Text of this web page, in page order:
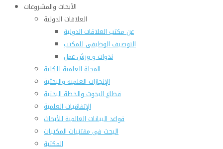
الأبحاث والمشروعات
العلاقات الدولية
عن مكتب العلاقات الدولية
التوصيف الوظيفى للمكتب
ندوات و ورش عمل
المجلة العلمية للكلية
الإنجازات العلمية والبحثية
قطاع البحوث والخطة البحثية
الإتفاقيات العلمية
قواعد البيانات العالمية للأبحاث
البحث فى مقتنيات المكتبات
المكتبة